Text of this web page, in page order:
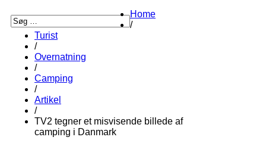
Home
/
Turist
/
Overnatning
/
Camping
/
Artikel
/
TV2 tegner et misvisende billede af
camping i Danmark